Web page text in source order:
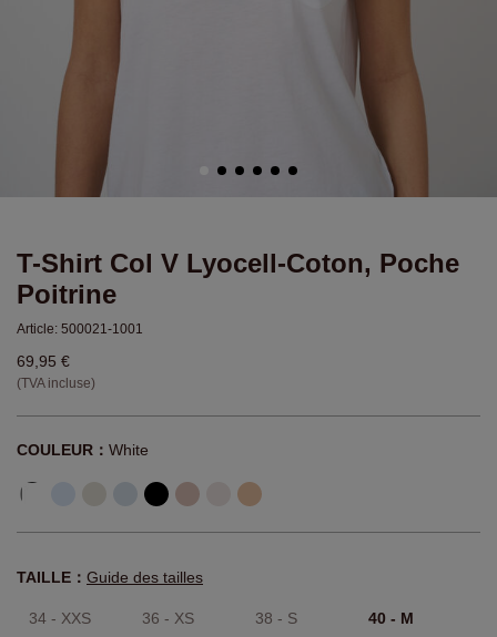
T-Shirt Col V Lyocell-Coton, Poche
Poitrine
Article: 500021-1001
69,95 €
(TVA incluse)
COULEUR： White
TAILLE： Guide des tailles
34 - XXS 36 - XS 38 - S 40 - M